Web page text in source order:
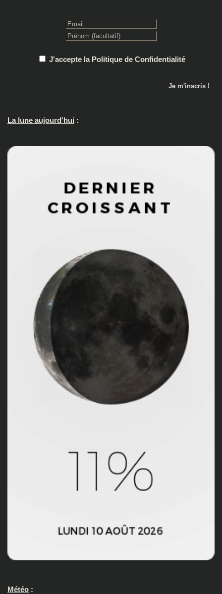
J'accepte la Politique de Confidentialité
La lune aujourd'hui :
Météo :